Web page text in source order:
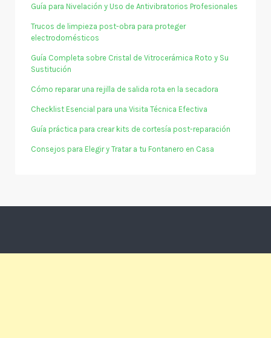
Guía para Nivelación y Uso de Antivibratorios Profesionales
Trucos de limpieza post-obra para proteger
electrodomésticos
Guía Completa sobre Cristal de Vitrocerámica Roto y Su
Sustitución
Cómo reparar una rejilla de salida rota en la secadora
Checklist Esencial para una Visita Técnica Efectiva
Guía práctica para crear kits de cortesía post-reparación
Consejos para Elegir y Tratar a tu Fontanero en Casa